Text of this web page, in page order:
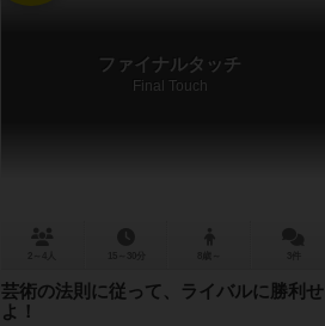
ファイナルタッチ
Final Touch
芸術の法則に従って、ライバルに勝利せ
よ！